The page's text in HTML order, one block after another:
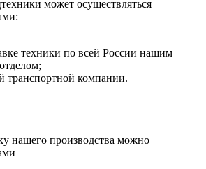
может осуществляться
техники по всей России нашим
транспортной компании.
нашего производства можно